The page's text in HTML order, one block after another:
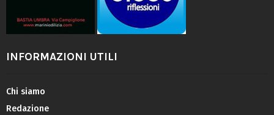
INFORMAZIONI UTILI
Chi siamo
Redazione